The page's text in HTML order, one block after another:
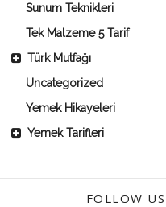
Sunum Teknikleri
Tek Malzeme 5 Tarif
Türk Mutfağı
Uncategorized
Yemek Hikayeleri
Yemek Tarifleri
FOLLOW